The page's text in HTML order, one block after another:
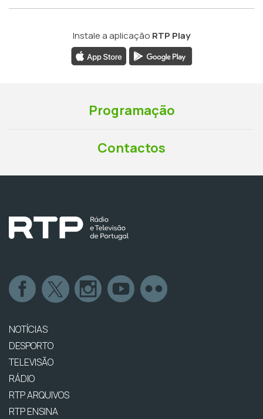
Instale a aplicação RTP Play
Programação
Contactos
NOTÍCIAS
DESPORTO
TELEVISÃO
RÁDIO
RTP ARQUIVOS
RTP ENSINA